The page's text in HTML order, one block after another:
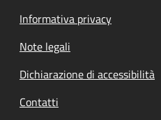
Informativa privacy
Note legali
Dichiarazione di accessibilità
Contatti